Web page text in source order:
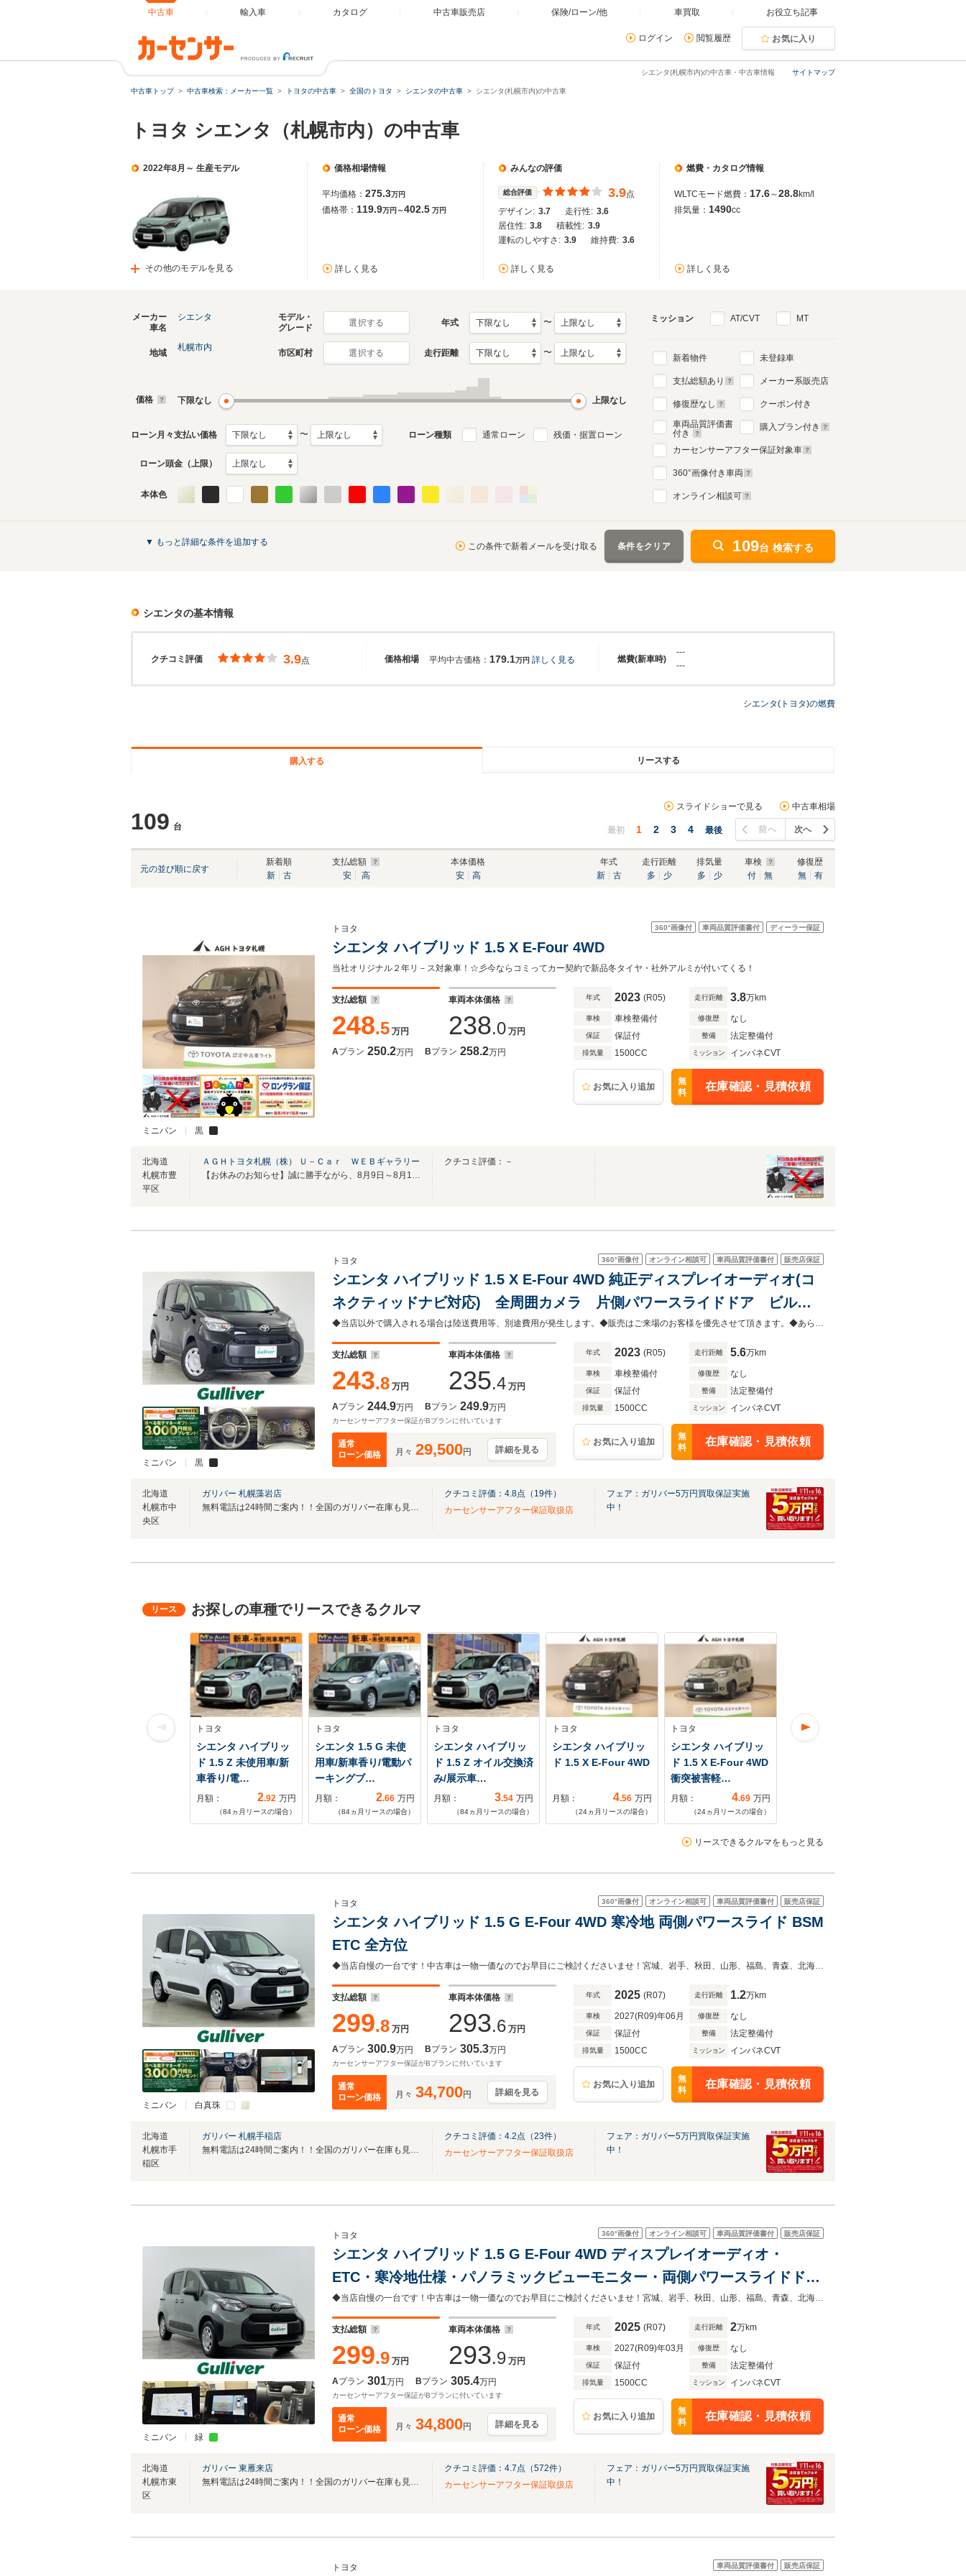
中古車 輸入車 カタログ 中古車販売店 保険/ローン/他 車買取 お役立ち記事
ログイン 閲覧履歴 お気に入り
サイトマップ
シエンタ(札幌市内)の中古車・中古車情報
中古車トップ 中古車検索：メーカー一覧 トヨタの中古車 全国のトヨタ シエンタの中古車 シエンタ(札幌市内)の中古車
トヨタ シエンタ（札幌市内）の中古車
2022年8月～ 生産モデル
その他のモデルを見る
価格相場情報
平均価格： 275.3万円
価格帯： 119.9万円～402.5 万円
詳しく見る
みんなの評価
総合評価 3.9点
デザイン: 3.7 走行性: 3.6
居住性: 3.8 積載性: 3.9
運転のしやすさ: 3.9 維持費: 3.6
詳しく見る
燃費・カタログ情報
WLTCモード燃費： 17.6～28.8km/l
排気量： 1490cc
詳しく見る
2003年9月～2015年6月
生産モデル
シエンタのカタログを見る
メーカー
車名
シエンタ
モデル・
グレード
選択する 年式 〜
地域
札幌市内
市区町村 選択する 走行距離 〜
価格 下限なし 上限なし
ローン月々支払い価格 〜 ローン種類 通常ローン 残価・据置ローン
ローン頭金（上限）
本体色
ミッション AT/CVT MT
新着物件
支払総額あり
修復歴なし
車両品質評価書
付き
未登録車
メーカー系販売店
クーポン付き
購入プラン付き
カーセンサーアフター保証対象車
360°画像付き車両
オンライン相談可
▼ もっと詳細な条件を追加する この条件で新着メールを受け取る 条件をクリア 109台 検索する
シエンタの基本情報
クチコミ評価 価格相場 燃費(新車時)
3.9点 平均中古価格： 179.1万円 詳しく見る
---
---
シエンタ(トヨタ)の燃費
購入する リースする
109 台
スライドショーで見る 中古車相場
最初 1 2 3 4 最後 前へ 次へ
元の並び順に戻す
新着順
新
古
支払総額
安
高
本体価格
安
高
年式
新
古
走行距離
多
少
排気量
多
少
車検
付
無
修復歴
無
有
ミニバン 黒
360°画像付 車両品質評価書付 ディーラー保証
トヨタ
シエンタ ハイブリッド 1.5 X E-Four 4WD
当社オリジナル２年リ－ス対象車！☆彡今ならコミってカー契約で新品冬タイヤ・社外アルミが付いてくる！
支払総額
248.5 万円
車両本体価格
238.0 万円
Aプラン 250.2万円 Bプラン 258.2万円
年式 2023 (R05) 走行距離 3.8万km
車検 車検整備付 修復歴 なし
保証 保証付 整備 法定整備付
排気量 1500CC ミッション インパネCVT
お気に入り追加
無
料
在庫確認・見積依頼
北海道
札幌市豊
平区
ＡＧＨトヨタ札幌（株） Ｕ－Ｃａｒ ＷＥＢギャラリー
【お休みのお知らせ】誠に勝手ながら、8月9日～8月17日はお休みを頂きます。
クチコミ評価：－
ミニバン 黒
360°画像付 オンライン相談可 車両品質評価書付 販売店保証
トヨタ
シエンタ ハイブリッド 1.5 X E-Four 4WD 純正ディスプレイオーディオ(コ
ネクティッドナビ対応) 全周囲カメラ 片側パワースライドドア ビルト
インETC2.0 トヨタセーフティセンス PCS LDA レーダークルーズコ
ントロール PDA BSM
◆当店以外で購入される場合は陸送費用等、別途費用が発生します。◆販売はご来場のお客様を優先させて頂きます。◆あらかじめご確認下さい※販売は一般のお客様に限ります。
支払総額
243.8 万円
車両本体価格
235.4 万円
Aプラン 244.9万円 Bプラン 249.9万円
カーセンサーアフター保証がBプランに付いています
通常
ローン価格
月々 29,500円 詳細を見る
年式 2023 (R05) 走行距離 5.6万km
車検 車検整備付 修復歴 なし
保証 保証付 整備 法定整備付
排気量 1500CC ミッション インパネCVT
お気に入り追加
無
料
在庫確認・見積依頼
北海道
札幌市中
央区
ガリバー 札幌藻岩店
無料電話は24時間ご案内！！全国のガリバー在庫も見たい方は一括照会が可能です！
クチコミ評価： 4.8点（ 19件）
カーセンサーアフター保証取扱店
フェア：ガリバー5万円買取保証実施
中！
お探しの車種でリースできるクルマ
トヨタ
シエンタ ハイブリッ
ド 1.5 Z 未使用車/新
車香り/電…
月額： 2.92 万円
（84ヵ月リースの場合）
トヨタ
シエンタ 1.5 G 未使
用車/新車香り/電動パ
ーキングブ…
月額： 2.66 万円
（84ヵ月リースの場合）
トヨタ
シエンタ ハイブリッ
ド 1.5 Z オイル交換済
み/展示車…
月額： 3.54 万円
（84ヵ月リースの場合）
トヨタ
シエンタ ハイブリッ
ド 1.5 X E-Four 4WD
月額： 4.56 万円
（24ヵ月リースの場合）
トヨタ
シエンタ ハイブリッ
ド 1.5 X E-Four 4WD
衝突被害軽…
月額： 4.69 万円
（24ヵ月リースの場合）
トヨタ
リースできるクルマをもっと見る
ミニバン 白真珠
360°画像付 オンライン相談可 車両品質評価書付 販売店保証
トヨタ
シエンタ ハイブリッド 1.5 G E-Four 4WD 寒冷地 両側パワースライド BSM
ETC 全方位
支払総額
299.8 万円
車両本体価格
293.6 万円
Aプラン 300.9万円 Bプラン 305.3万円
カーセンサーアフター保証がBプランに付いています
通常
ローン価格
月々 34,700円 詳細を見る
年式 2025 (R07) 走行距離 1.2万km
車検 2027(R09)年06月 修復歴 なし
保証 保証付 整備 法定整備付
排気量 1500CC ミッション インパネCVT
お気に入り追加
無
料
在庫確認・見積依頼
北海道
札幌市手
稲区
ガリバー 札幌手稲店
クチコミ評価： 4.2 点（23件）
カーセンサーアフター保証取扱店
フェア：ガリバー5万円買取保証実施
中！
ミニバン 緑
360°画像付 オンライン相談可 車両品質評価書付 販売店保証
トヨタ
シエンタ ハイブリッド 1.5 G E-Four 4WD ディスプレイオーディオ・
ETC・寒冷地仕様・パノラミックビューモニター・両側パワースライドド
ア・トヨタセーフティセンス・ブラインドスポットモニター・純正ドライブ
レコーダー
支払総額
299.9 万円
車両本体価格
293.9 万円
Aプラン 301万円 Bプラン 305.4万円
カーセンサーアフター保証がBプランに付いています
通常
ローン価格
月々 34,800円 詳細を見る
年式 2025 (R07) 走行距離 2万km
車検 2027(R09)年03月 修復歴 なし
保証 保証付 整備 法定整備付
排気量 1500CC ミッション インパネCVT
お気に入り追加
無
料
在庫確認・見積依頼
北海道
札幌市東
区
ガリバー 東雁来店
クチコミ評価： 4.7 点（572件）
カーセンサーアフター保証取扱店
フェア：ガリバー5万円買取保証実施
中！
車両品質評価書付 販売店保証
トヨタ